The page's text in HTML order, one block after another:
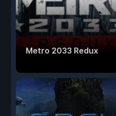
Metro 2033 Redux